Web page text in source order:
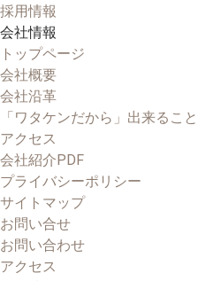
採用情報
会社情報
トップページ
会社概要
会社沿革
「ワタケンだから」出来ること
アクセス
会社紹介PDF
プライバシーポリシー
サイトマップ
お問い合せ
お問い合わせ
アクセス